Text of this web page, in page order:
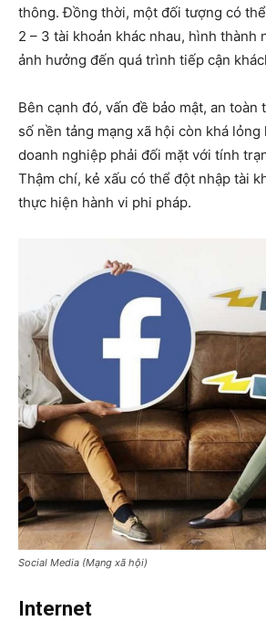
thông. Đồng thời, một đối tượng có
2 – 3 tài khoản khác nhau, hình thành
ảnh hưởng đến quá trình tiếp cận
Bên cạnh đó, vấn đề bảo mật, an
số nền tảng mạng xã hội còn khá lỏng
doanh nghiệp phải đối mặt với tính
Thậm chí, kẻ xấu có thể đột nhập tài
thực hiện hành vi phi pháp.
Social Media (Mạng xã hội)
Internet